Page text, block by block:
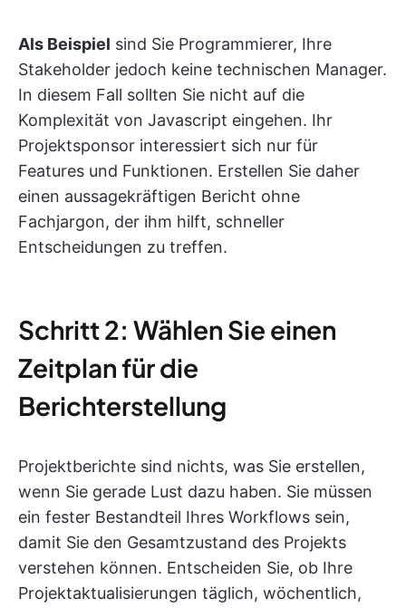
Als Beispiel sind Sie Programmierer, Ihre
Stakeholder jedoch keine technischen Manager.
In diesem Fall sollten Sie nicht auf die
Komplexität von Javascript eingehen. Ihr
Projektsponsor interessiert sich nur für
Features und Funktionen. Erstellen Sie daher
einen aussagekräftigen Bericht ohne
Fachjargon, der ihm hilft, schneller
Entscheidungen zu treffen.
Schritt 2: Wählen Sie einen
Zeitplan für die
Berichterstellung
Projektberichte sind nichts, was Sie erstellen,
wenn Sie gerade Lust dazu haben. Sie müssen
ein fester Bestandteil Ihres Workflows sein,
damit Sie den Gesamtzustand des Projekts
verstehen können. Entscheiden Sie, ob Ihre
Projektaktualisierungen täglich, wöchentlich,